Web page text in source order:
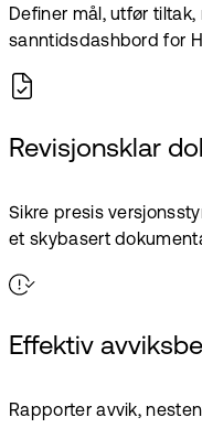
Definer mål, utfør
sanntids­dashbord for
Revisjonsklar
Sikre presis
et skybasert
Effektiv
Rapporter avvik,